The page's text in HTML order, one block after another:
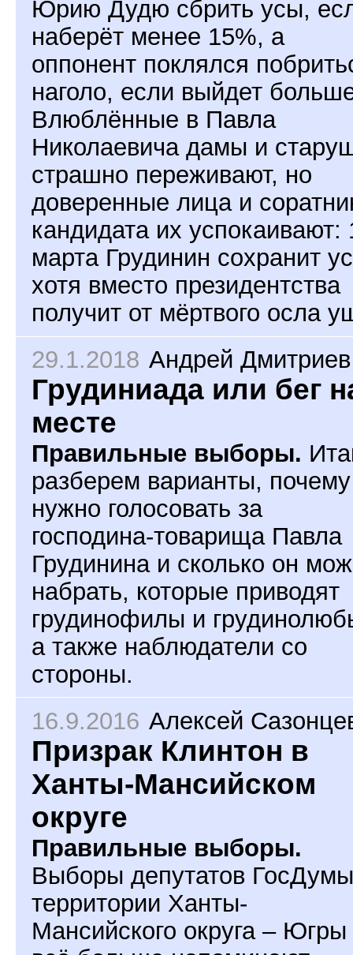
Юрию Дудю сбрить усы,
наберёт менее 15%, а
оппонент поклялся
наголо, если выйдет
Влюблённые в Павла
Николаевича дамы и
страшно переживают, но
доверенные лица и
кандидата их успокаивают:
марта Грудинин сохранит
хотя вместо президентства
получит от мёртвого осла
29.1.2018 Андрей Дмитриев
Грудиниада или бег
месте
Правильные выборы.
разберем варианты, почему
нужно голосовать за
господина-товарища Павла
Грудинина и сколько он
набрать, которые приводят
грудинофилы и
а также наблюдатели со
стороны.
16.9.2016 Алексей
Призрак Клинтон в
Ханты-Мансийском
округе
Правильные выборы.
Выборы депутатов
территории Ханты-
Мансийского округа – Югры